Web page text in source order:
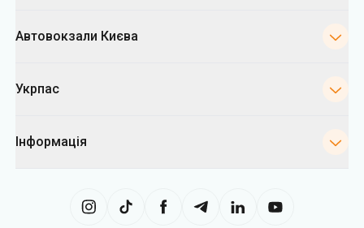
Автовокзали Києва
Укрпас
Інформація